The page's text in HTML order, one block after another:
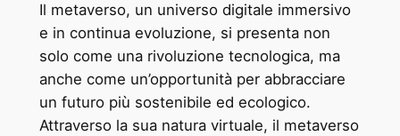
Il metaverso, un universo digitale immersivo
e in continua evoluzione, si presenta non
solo come una rivoluzione tecnologica, ma
anche come un’opportunità per abbracciare
un futuro più sostenibile ed ecologico.
Attraverso la sua natura virtuale, il metaverso